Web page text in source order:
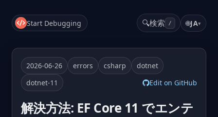
Start Debugging 🔍検索 / 🌐JA▾
2026-06-26 errors csharp
dotnet
dotnet-11
Edit on GitHub
解決方法: EF Core 11 でエンテ